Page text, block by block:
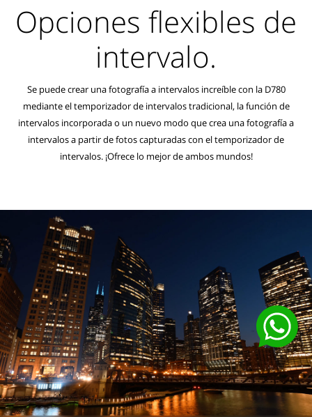
Opciones flexibles de
intervalo.
Se puede crear una fotografía a intervalos increíble con la D780
mediante el temporizador de intervalos tradicional, la función de
intervalos incorporada o un nuevo modo que crea una fotografía a
intervalos a partir de fotos capturadas con el temporizador de
intervalos. ¡Ofrece lo mejor de ambos mundos!